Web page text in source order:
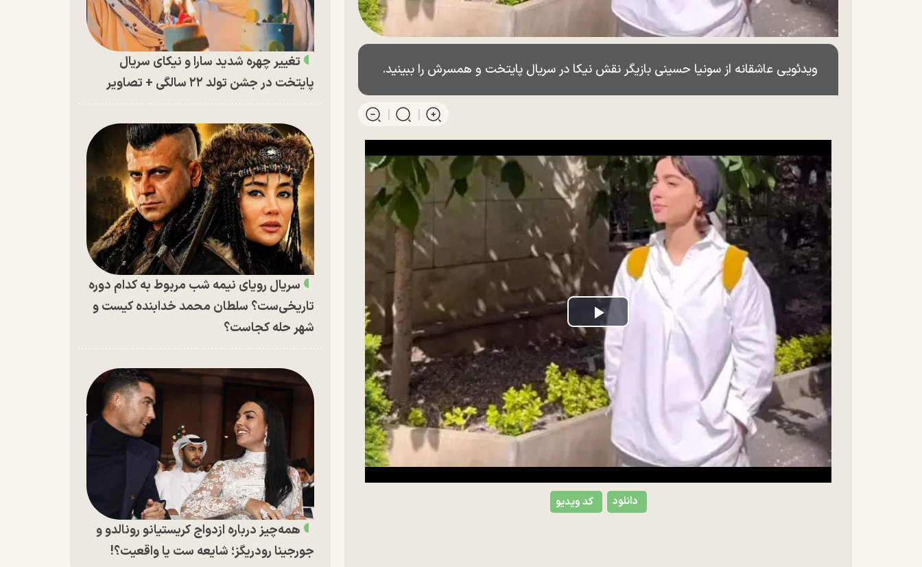
ویدئویی عاشقانه از سونیا حسینی بازیگر نقش نیکا در سریال پایتخت و همسرش را ببینید.
Play
Video
کد ویدیو دانلود
تغییر چهره شدید سارا و نیکای سریال
پایتخت در جشن تولد ۲۲ سالگی + تصاویر
سریال رویای نیمه شب مربوط به کدام دوره
تاریخی‌ست؟ سلطان محمد خدابنده کیست و
شهر حله کجاست؟
همه‌چیز درباره ازدواج کریستیانو رونالدو و
جورجینا رودریگز؛ شایعه ست یا واقعیت؟!